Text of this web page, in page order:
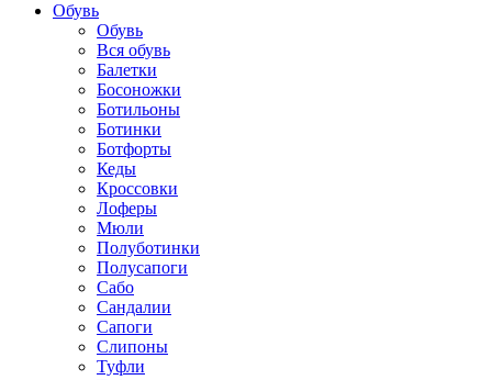
Обувь
Обувь
Вся обувь
Балетки
Босоножки
Ботильоны
Ботинки
Ботфорты
Кеды
Кроссовки
Лоферы
Мюли
Полуботинки
Полусапоги
Сабо
Сандалии
Сапоги
Слипоны
Туфли